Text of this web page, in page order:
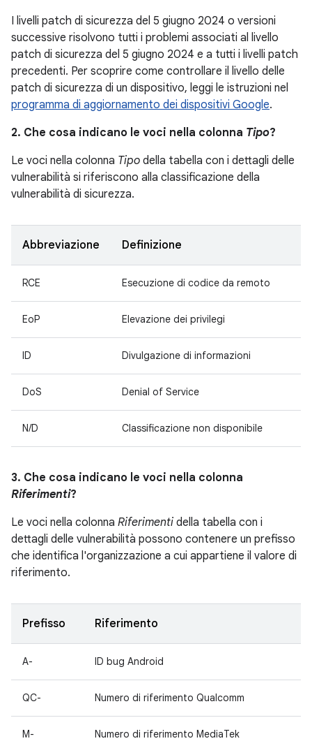
I livelli patch di sicurezza del 5 giugno 2024 o versioni
successive risolvono tutti i problemi associati al livello
patch di sicurezza del 5 giugno 2024 e a tutti i livelli patch
precedenti. Per scoprire come controllare il livello delle
patch di sicurezza di un dispositivo, leggi le istruzioni nel
programma di aggiornamento dei dispositivi Google.
2. Che cosa indicano le voci nella colonna Tipo?
Le voci nella colonna Tipo della tabella con i dettagli delle
vulnerabilità si riferiscono alla classificazione della
vulnerabilità di sicurezza.
Abbreviazione Definizione
RCE Esecuzione di codice da remoto
EoP Elevazione dei privilegi
ID Divulgazione di informazioni
DoS Denial of Service
N/D Classificazione non disponibile
3. Che cosa indicano le voci nella colonna
Riferimenti?
Le voci nella colonna Riferimenti della tabella con i
dettagli delle vulnerabilità possono contenere un prefisso
che identifica l'organizzazione a cui appartiene il valore di
riferimento.
Prefisso Riferimento
A- ID bug Android
QC- Numero di riferimento Qualcomm
M- Numero di riferimento MediaTek